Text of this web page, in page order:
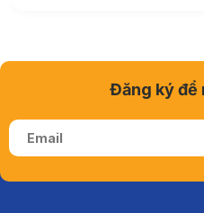
Đăng ký để